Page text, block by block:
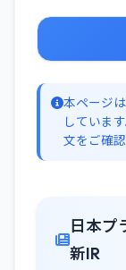
本ページ
していま
文をご確認
日本プ
新IR